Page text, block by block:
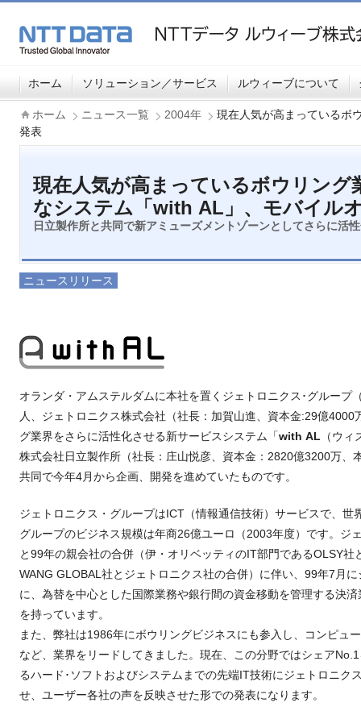
ホーム ソリューション／サービス ルウィーブについて
ホーム ニュース一覧 2004年
現在人気が高まっているボ
発表
現在人気が高まっているボウリング
なシステム「with AL」、モバイル
日立製作所と共同で新アミューズメントゾーンとしてさらに活
ニュースリリース
オランダ・アムステルダムに本社を置くジェトロニクス･グループ
人、ジェトロニクス株式会社（社長：加賀山進、資本金:29億
グ業界をさらに活性化させる新サービスシステム「with AL （ウ
株式会社日立製作所（社長：庄山悦彦、資本金：2820億3200万、
共同で今年4月から企画、開発を進めていたものです。
ジェトロニクス・グループはICT（情報通信技術）サービスで、
グループのビジネス規模は年商26億ユーロ（2003年度）です。ジ
と99年の親会社の合併（伊・オリベッティのIT部門であるOLSY
WANG GLOBAL社とジェトロニクス社の合併）に伴い、99年7月
に、為替を中心とした国際業務や銀行間の資金移動を管理する決
を持っています。
また、弊社は1986年にボウリングビジネスにも参入し、コンピュ
など、業界をリードしてきました。現在、この分野ではシェア
るハード･ソフトおよびシステムまでの先端IT技術にジェトロニク
せ、ユーザー各社の声を反映させた形での発表になります。